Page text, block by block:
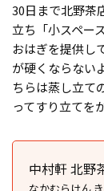
30日まで北野茶
立ち「小スペー
おはぎを提供し
が硬くならない
ちらは蒸し立て
ってすり立てを
中村軒 北野
なかむらけん